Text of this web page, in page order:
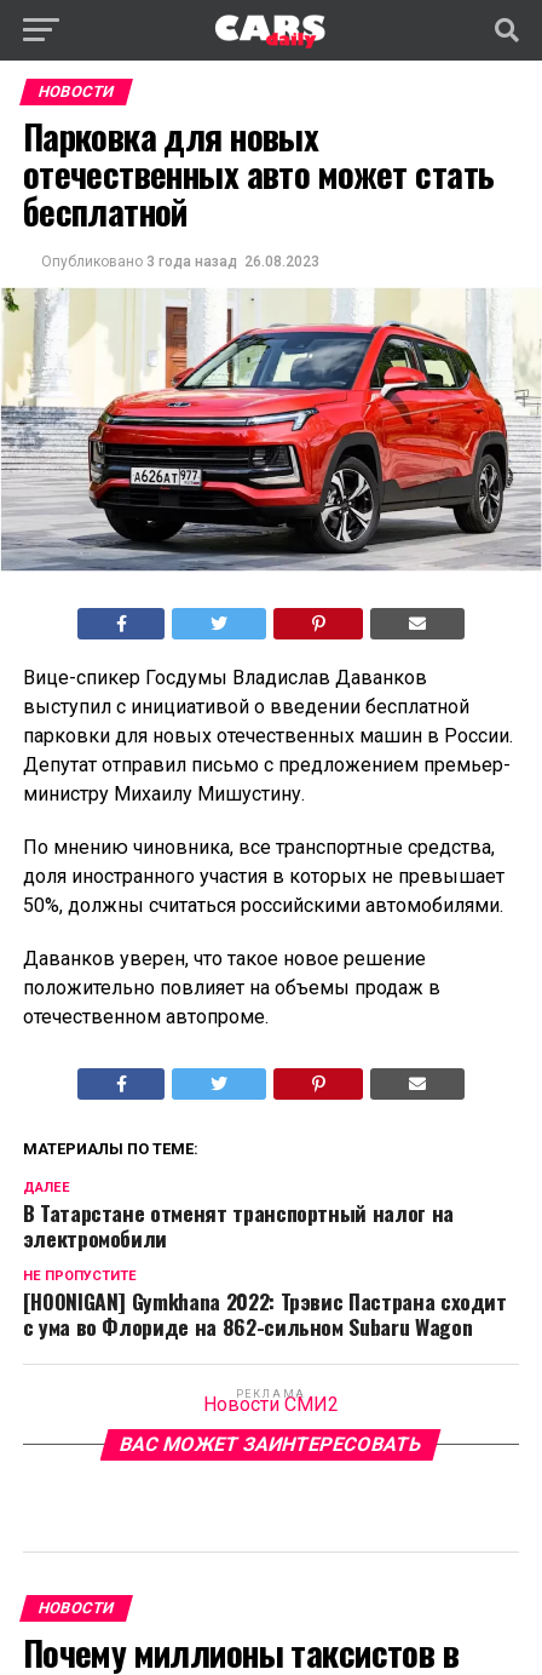
НОВОСТИ
Парковка для новых
отечественных авто может стать
бесплатной
Опубликовано 3 года назад 26.08.2023
Вице-спикер Госдумы Владислав Даванков
выступил с инициативой о введении бесплатной
парковки для новых отечественных машин в России.
Депутат отправил письмо с предложением премьер-
министру Михаилу Мишустину.
По мнению чиновника, все транспортные средства,
доля иностранного участия в которых не превышает
50%, должны считаться российскими автомобилями.
Даванков уверен, что такое новое решение
положительно повлияет на объемы продаж в
отечественном автопроме.
МАТЕРИАЛЫ ПО ТЕМЕ:
ДАЛЕЕ
В Татарстане отменят транспортный налог на
электромобили
НЕ ПРОПУСТИТЕ
[HOONIGAN] Gymkhana 2022: Трэвис Пастрана сходит
с ума во Флориде на 862-сильном Subaru Wagon
РЕКЛАМА
Новости СМИ2
ВАС МОЖЕТ ЗАИНТЕРЕСОВАТЬ
НОВОСТИ
Почему миллионы таксистов в